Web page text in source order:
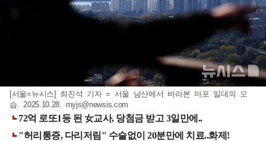
[서울=뉴시스] 최진석 기자 = 서울 남산에서 바라본 마포 일대의 모
습. 2025.10.28. myjs@newsis.com